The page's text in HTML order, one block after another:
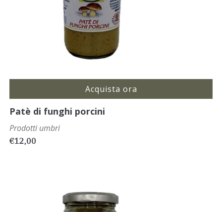
Acquista ora
Patè di funghi porcini
Prodotti umbri
€12,00